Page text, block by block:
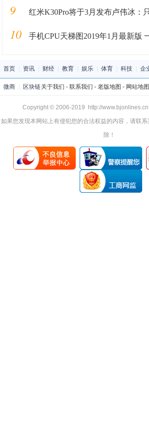
9 红米K30Pro将于3月发布卢伟冰：
10 手机CPU天梯图2019年1月最新版 一文教你怎
首页 资讯 财经 教育 娱乐 体育 科技 企
微商 区块链关于我们 - 联系我们 - 老版地图 - 网站地图
Copyright © 2006-2019 http://www.bjonlines.cn
如果您发现本网站上有侵犯您的合法权益的内容，请联
除！